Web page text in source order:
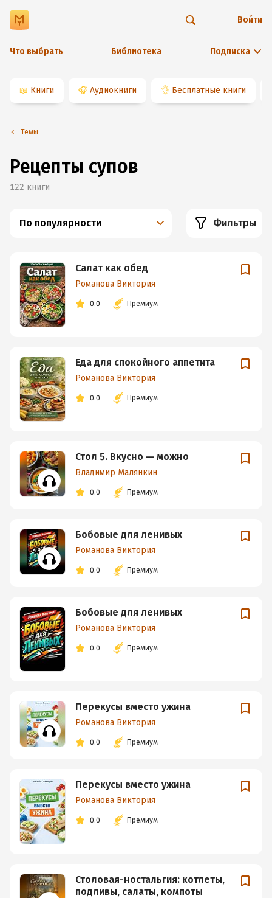
Что выбрать Библиотека Подписка
Войти
📖 Книги 🎧 Аудиокниги 👌 Бесплатные книги
Темы
Рецепты супов
122 книги
По популярности Фильтры
Салат как обед
Романова Виктория
0.0 Премиум
Еда для спокойного аппетита
Романова Виктория
0.0 Премиум
Стол 5. Вкусно — можно
Владимир Малянкин
0.0 Премиум
Бобовые для ленивых
Романова Виктория
0.0 Премиум
Бобовые для ленивых
Романова Виктория
0.0 Премиум
Перекусы вместо ужина
Романова Виктория
0.0 Премиум
Перекусы вместо ужина
Романова Виктория
0.0 Премиум
Столовая-ностальгия: котлеты,
подливы, салаты, компоты